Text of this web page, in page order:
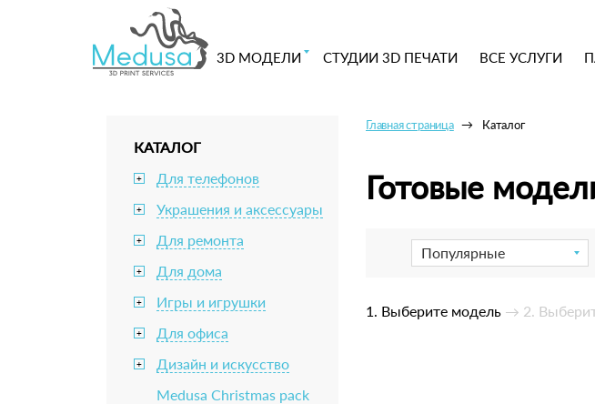
3D МОДЕЛИ СТУДИИ 3D ПЕЧАТИ ВСЕ УСЛУГИ
КАТАЛОГ
+ Для телефонов
+ Украшения и аксессуары
+ Для ремонта
+ Для дома
+ Игры и игрушки
+ Для офиса
+
Дизайн и искусство
Medusa Christmas pack
Главная страница Каталог
Готовые
Популярные
1. Выберите модель → 2.